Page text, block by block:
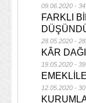
09.06.2020 -
FARKLI
28.05.2020 -
KÂR
19.05.2020 -
12.05.2020 -